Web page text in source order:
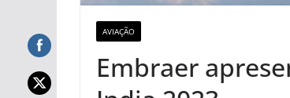
AVIAÇÃO
Embraer